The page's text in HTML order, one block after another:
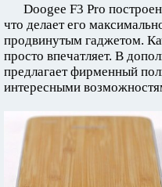
Doogee F3 Pro
что делает его
продвинутым гаджетом.
просто впечатляет. В
предлагает фирменный
интересными